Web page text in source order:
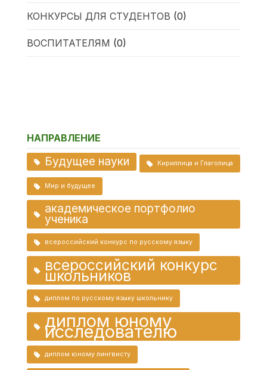
КОНКУРСЫ ДЛЯ СТУДЕНТОВ (0)
ВОСПИТАТЕЛЯМ (0)
НАПРАВЛЕНИЕ
Будущее науки Кириллица и Глаголица
Мир и будущее
академическое портфолио
ученика
всероссийский конкурс по русскому языку
всероссийский конкурс
школьников
диплом по русскому языку школьнику
диплом юному
исследователю
диплом юному лингвисту